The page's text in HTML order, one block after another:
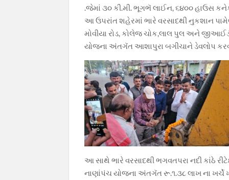
.જેમાં ૩૦ કી.મી. ભૂગભૅ લાઈન, ૬૪૦૦ હાઉસ
આ ઉપરાંત શહેરમાં ભારે વરસાદથી નુકશાન
મોવીયા રોડ, કોલેજ ચોક,લાલ પુલ અને
યોજના અંતગૅત આશાપુરા બગીચાને ડેવલોપ
આ સાથે ભારે વરસાદથી ભગવતપરા નદી કાંઠે
નાણાંપંચ યોજના અંતગૅત રૂ.૧.૩૮ લાખ ના